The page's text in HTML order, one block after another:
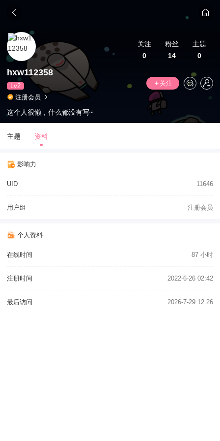
关注
0
粉丝
14
主题
0
hxw112358
Lv2
关注
注册会员
这个人很懒，什么都没有写~
主题 资料
影响力
UID 11646
用户组 注册会员
个人资料
在线时间 87 小时
注册时间 2022-6-26 02:42
最后访问 2026-7-29 12:26